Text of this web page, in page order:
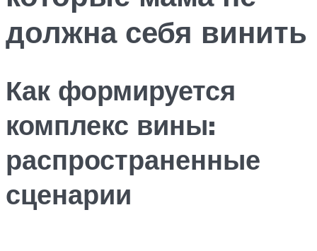
должна себя винить
Как формируется
комплекс вины:
распространенные
сценарии